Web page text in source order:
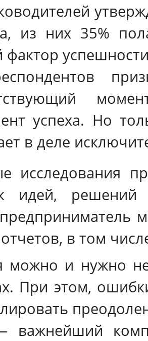
из них 35%
успеха. Но
в деле
исследования
идей, решений
в том
можно и нужно
При этом,
важнейший